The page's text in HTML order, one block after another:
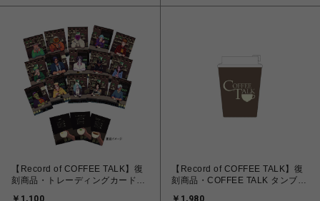
【Record of COFFEE TALK】復
刻商品・トレーディングカード4
￥1,100
【Record of COFFEE TALK】復
刻商品・COFFEE TALK タンブラ
￥1,980